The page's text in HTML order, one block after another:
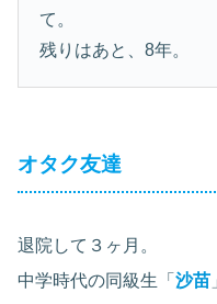
て。
残りはあと、8年。
オタク友達
退院して３ヶ月。
中学時代の同級生「 沙苗